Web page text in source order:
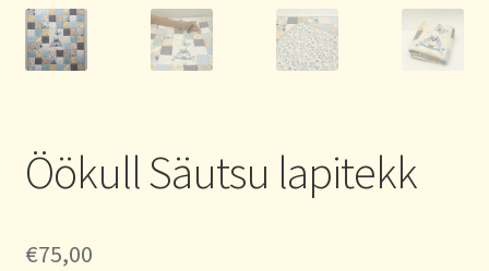
Öökull Säutsu lapitekk
€75,00